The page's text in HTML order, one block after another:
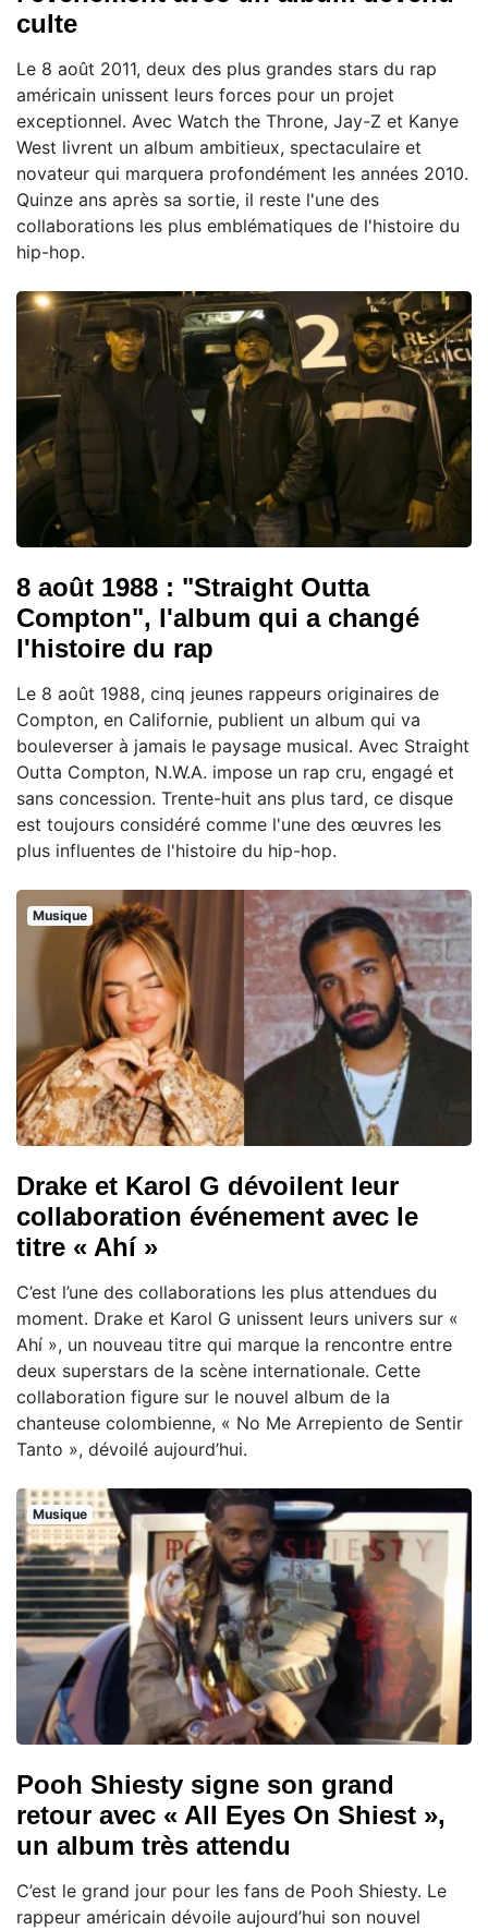
culte
Le 8 août 2011, deux des plus grandes stars du rap
américain unissent leurs forces pour un projet
exceptionnel. Avec Watch the Throne, Jay-Z et Kanye
West livrent un album ambitieux, spectaculaire et
novateur qui marquera profondément les années 2010.
Quinze ans après sa sortie, il reste l'une des
collaborations les plus emblématiques de l'histoire du
hip-hop.
8 août 1988 : "Straight Outta
Compton", l'album qui a changé
l'histoire du rap
Le 8 août 1988, cinq jeunes rappeurs originaires de
Compton, en Californie, publient un album qui va
bouleverser à jamais le paysage musical. Avec Straight
Outta Compton, N.W.A. impose un rap cru, engagé et
sans concession. Trente-huit ans plus tard, ce disque
est toujours considéré comme l'une des œuvres les
plus influentes de l'histoire du hip-hop.
Musique
Drake et Karol G dévoilent leur
collaboration événement avec le
titre « Ahí »
C’est l’une des collaborations les plus attendues du
moment. Drake et Karol G unissent leurs univers sur «
Ahí », un nouveau titre qui marque la rencontre entre
deux superstars de la scène internationale. Cette
collaboration figure sur le nouvel album de la
chanteuse colombienne, « No Me Arrepiento de Sentir
Tanto », dévoilé aujourd’hui.
Musique
Pooh Shiesty signe son grand
retour avec « All Eyes On Shiest »,
un album très attendu
C’est le grand jour pour les fans de Pooh Shiesty. Le
rappeur américain dévoile aujourd’hui son nouvel